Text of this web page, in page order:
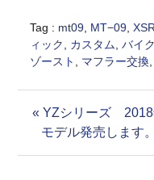
Tag : mt09 MT−09 ,
ィック
カスタム ,バイク
ゾースト
マフラー交換
« YZシリーズ
モデル発売します。